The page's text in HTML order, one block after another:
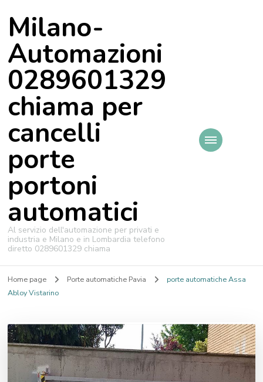
Milano-
Automazioni
0289601329
chiama per
cancelli
porte
portoni
automatici
Al servizio dell'automazione per privati e
industria e Milano e in Lombardia telefono
diretto 0289601329 chiama
Home page Porte automatiche Pavia
porte automatiche Assa
Abloy Vistarino